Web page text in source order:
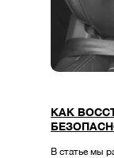
КАК
В статье мы